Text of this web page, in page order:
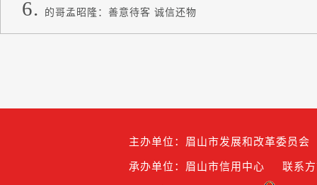
的哥孟昭隆：善意待客 诚信还物
主办单位：眉山市发展和改革委员会
承办单位：眉山市信用中心 联系